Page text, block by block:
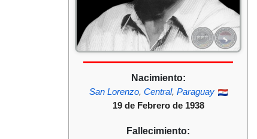
Nacimiento:
San Lorenzo, Central, Paraguay
19 de Febrero de 1938
Fallecimiento: